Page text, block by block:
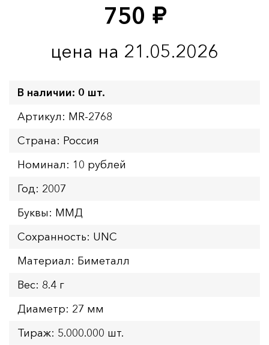
750 руб.
цена на 21.05.2026
В наличии: 0 шт.
Артикул: MR-2768
Страна: Россия
Номинал: 10 рублей
Год: 2007
Буквы: ММД
Сохранность: UNC
Материал: Биметалл
Вес: 8.4 г
Диаметр: 27 мм
Тираж: 5.000.000 шт.